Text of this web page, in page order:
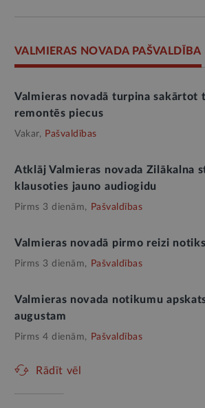
VALMIERAS NOVADA PAŠVALDĪBA
Valmieras novadā turpina sakārtot
remontēs piecus
Vakar, Pašvaldības
Atklāj Valmieras novada Zilākalna
klausoties jauno audiogidu
Pirms 3 dienām, Pašvaldības
Valmieras novadā pirmo reizi
Pirms 3 dienām, Pašvaldības
Valmieras novada notikumu
augustam
Pirms 4 dienām, Pašvaldības
Rādīt vēl